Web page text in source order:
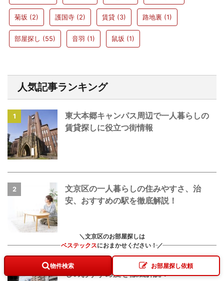
菊坂 (2) 護国寺 (2) 賃貸 (3) 路地裏 (1)
部屋探し (55) 音羽 (1) 鼠坂 (1)
人気記事ランキング
1
東大本郷キャンパス周辺で一人暮らしの
賃貸探しに役立つ街情報
2
文京区の一人暮らしの住みやすさ、治
安、おすすめの駅を徹底解説！
江戸川橋の住みやすさ、治安、一人暮ら
しのおすすめ度を徹底解説！
＼文京区のお部屋探しは
ベステックスにおまかせください！／
物件検索 お部屋探し依頼